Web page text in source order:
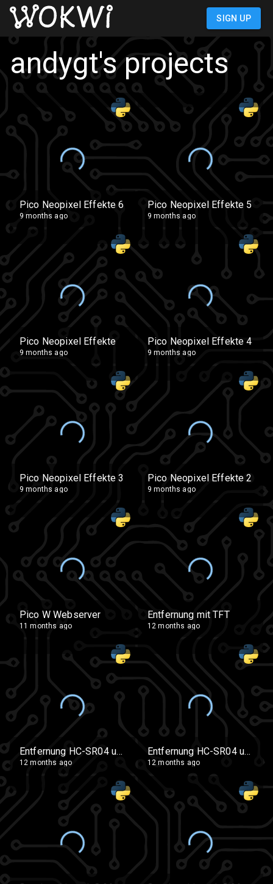
SIGN IN
andygt's projects
Pico Neopixel Effekte 6
9 months ago
Pico Neopixel Effekte 5
9 months ago
Pico Neopixel Effekte
9 months ago
Pico Neopixel Effekte 4
9 months ago
Pico Neopixel Effekte 3
9 months ago
Pico Neopixel Effekte 2
9 months ago
Pico W Webserver
11 months ago
Entfernung mit TFT
12 months ago
Entfernung HC-SR04 und LCD1602
12 months ago
Entfernung HC-SR04 und LCD1602 + Schrittmotor für Analoganzeige
12 months ago